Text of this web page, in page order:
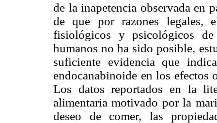
de la inapetencia observada en
de que por razones legales,
fisiológicos y psicológicos
humanos no ha sido posible,
suficiente evidencia que
endocanabinoide en los efectos
Los datos reportados en la
alimentaria motivado por la
deseo de comer, las